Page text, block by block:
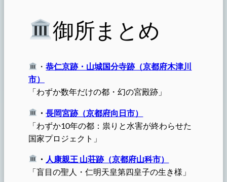
御所まとめ
・恭仁京跡・山城国分寺跡（京都府木津川
市）
「わずか数年だけの都・幻の宮殿跡」
・長岡宮跡（京都府向日市）
「わずか10年の都：祟りと水害が終わらせた
国家プロジェクト」
・ 人康親王 山荘跡（京都府山科市）
「盲目の聖人・仁明天皇第四皇子の生き様」